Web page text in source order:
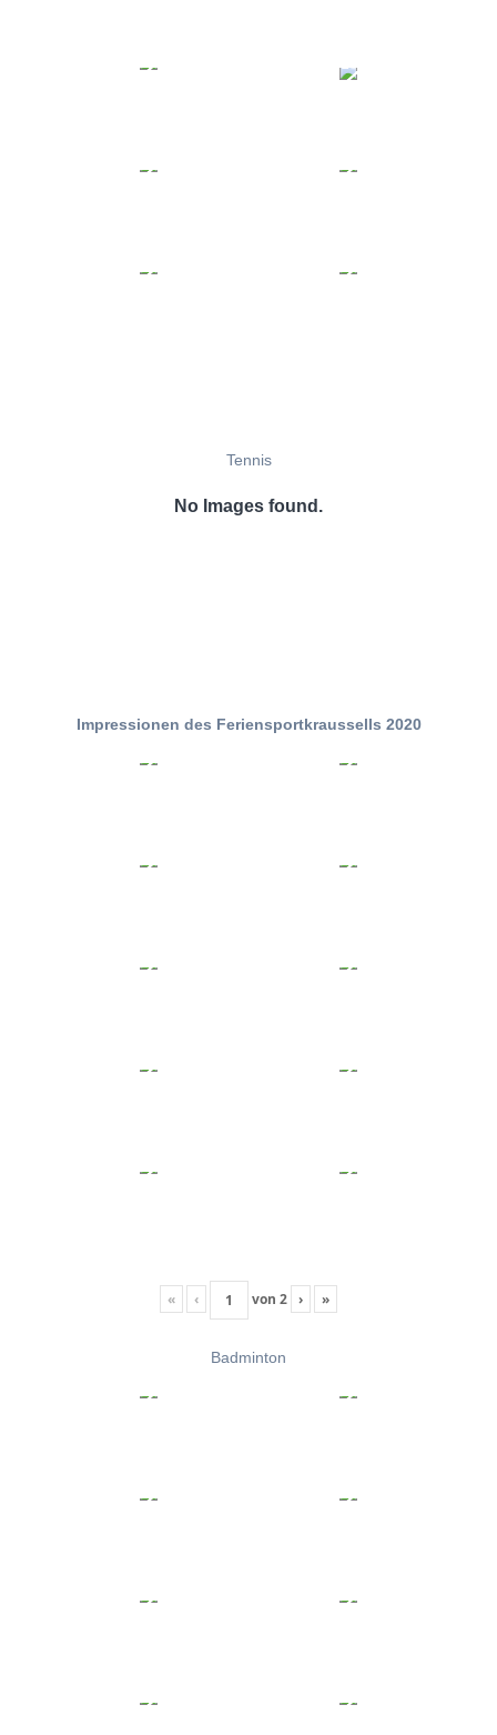
Tennis
No Images found.
Impressionen des Feriensportkraussells 2020
« ‹ von 2 › »
Badminton